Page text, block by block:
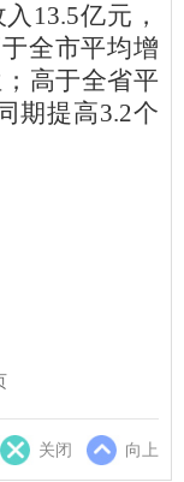
13.5亿元，
全市平均增
高于全省平
期提高3.2个
关闭 向上